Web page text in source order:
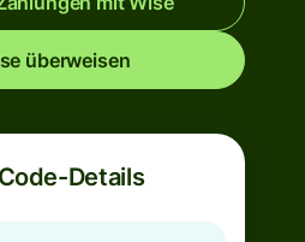
überweisen
Details